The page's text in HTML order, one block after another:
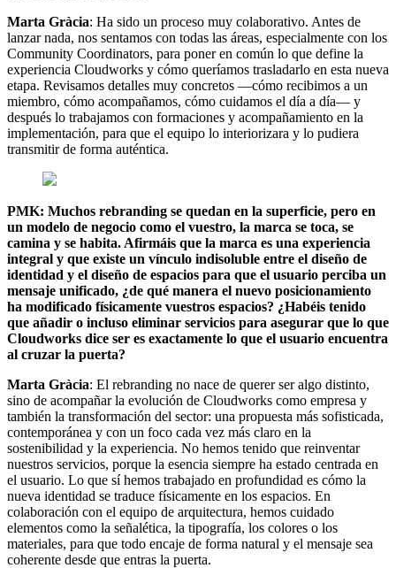
Marta Gràcia: Ha sido un proceso muy colaborativo. Antes de
lanzar nada, nos sentamos con todas las áreas, especialmente con los
Community Coordinators, para poner en común lo que define la
experiencia Cloudworks y cómo queríamos trasladarlo en esta nueva
etapa. Revisamos detalles muy concretos —cómo recibimos a un
miembro, cómo acompañamos, cómo cuidamos el día a día— y
después lo trabajamos con formaciones y acompañamiento en la
implementación, para que el equipo lo interiorizara y lo pudiera
transmitir de forma auténtica.
PMK: Muchos rebranding se quedan en la superficie, pero en
un modelo de negocio como el vuestro, la marca se toca, se
camina y se habita. Afirmáis que la marca es una experiencia
integral y que existe un vínculo indisoluble entre el diseño de
identidad y el diseño de espacios para que el usuario perciba un
mensaje unificado, ¿de qué manera el nuevo posicionamiento
ha modificado físicamente vuestros espacios? ¿Habéis tenido
que añadir o incluso eliminar servicios para asegurar que lo que
Cloudworks dice ser es exactamente lo que el usuario encuentra
al cruzar la puerta?
Marta Gràcia: El rebranding no nace de querer ser algo distinto,
sino de acompañar la evolución de Cloudworks como empresa y
también la transformación del sector: una propuesta más sofisticada,
contemporánea y con un foco cada vez más claro en la
sostenibilidad y la experiencia. No hemos tenido que reinventar
nuestros servicios, porque la esencia siempre ha estado centrada en
el usuario. Lo que sí hemos trabajado en profundidad es cómo la
nueva identidad se traduce físicamente en los espacios. En
colaboración con el equipo de arquitectura, hemos cuidado
elementos como la señalética, la tipografía, los colores o los
materiales, para que todo encaje de forma natural y el mensaje sea
coherente desde que entras la puerta.